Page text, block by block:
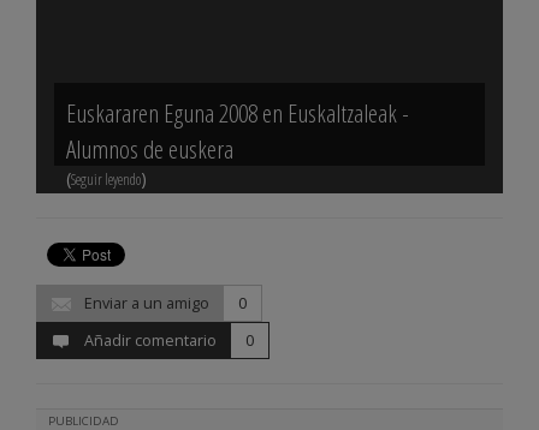
Euskararen Eguna 2008 en Euskaltzaleak -
Alumnos de euskera
(Seguir leyendo)
Enviar a un amigo
0
Añadir comentario
0
PUBLICIDAD